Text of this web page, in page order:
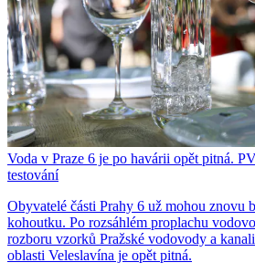
Voda v Praze 6 je po havárii opět pitná.
testování
Obyvatelé části Prahy 6 už mohou znovu
kohoutku. Po rozsáhlém proplachu
rozboru vzorků Pražské vodovody a
oblasti Veleslavína je opět pitná.